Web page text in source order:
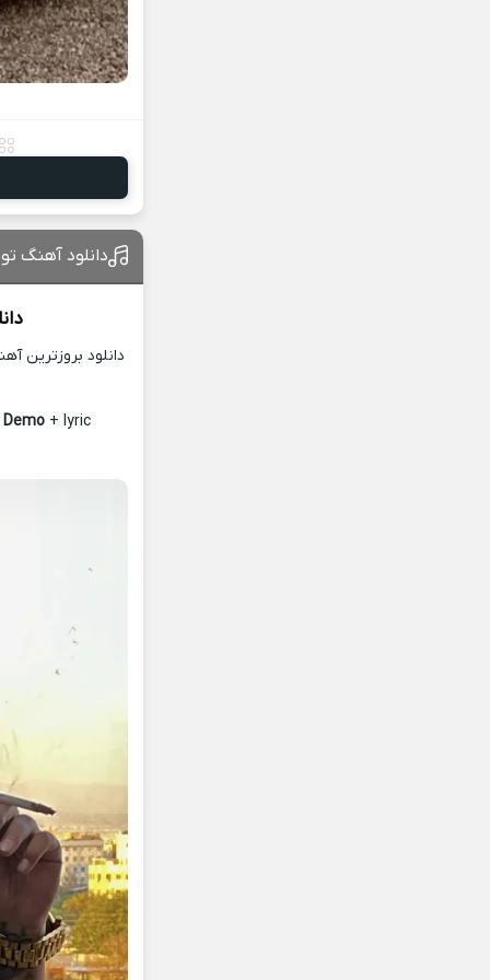
دانلود آهنگ تو
دانلود بروزترین
+ lyric